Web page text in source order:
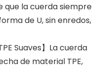
que la cuerda siempre
de U, sin enredos,
Suaves】La cuerda
de material TPE,